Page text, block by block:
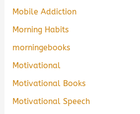
Mobile Addiction
Morning Habits
morningebooks
Motivational
Motivational Books
Motivational Speech